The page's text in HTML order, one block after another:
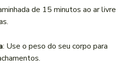
de 15 minutos ao ar livre
: Use o peso do seu corpo para